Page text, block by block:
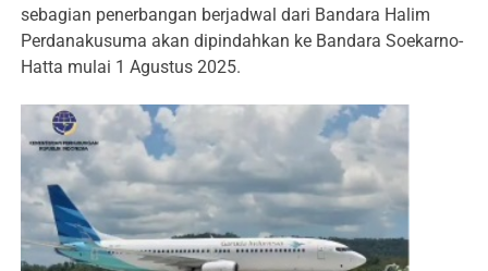
sebagian penerbangan berjadwal dari Bandara Halim
Perdanakusuma akan dipindahkan ke Bandara Soekarno-
Hatta mulai 1 Agustus 2025.